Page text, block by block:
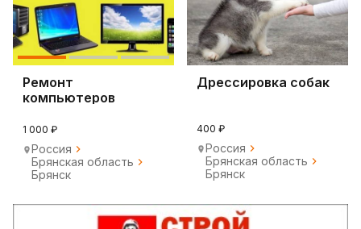
Ремонт
компьютеров
микроволновок
1 000 ₽
Россия
Брянская область
Брянск
Дрессировка собак
400 ₽
Россия
Брянская область
Брянск